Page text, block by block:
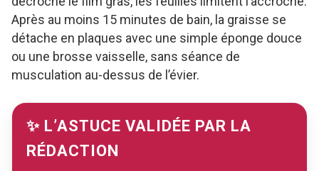
Après au moins 15 minutes de bain, la graisse se
détache en plaques avec une simple éponge douce
ou une brosse vaisselle, sans séance de
musculation au-dessus de l’évier.
✨ L’ASTUCE VALIDÉE PAR LA
RÉDACTION